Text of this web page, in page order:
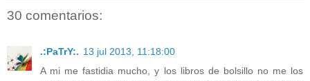
30 comentarios:
.:PaTrY:. 13 jul 2013, 11:18:00
A mi me fastidia mucho, y los libros de bolsillo no me los